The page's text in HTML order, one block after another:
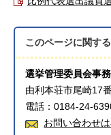
このページに関する
選挙管理委員会事
由利本荘市尾崎17
電話：0184-24-
お問い合わせ